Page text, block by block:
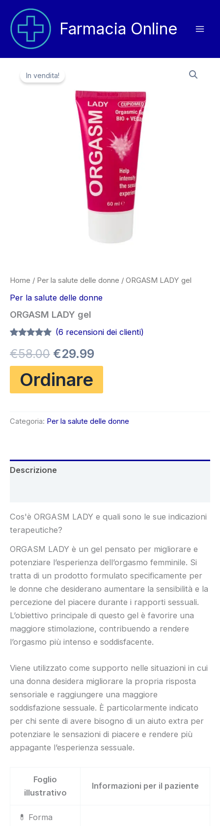
contenuto
Farmacia Online
In vendita!
Home / Per la salute delle donne / ORGASM LADY gel
Per la salute delle donne
ORGASM LADY gel
su 5 su
base di
recensioni
(6 recensioni dei clienti)
€58.00 Il
prezzo
originale
€29.99
attuale
Ordinare
Categoria: Per la salute delle donne
Descrizione
Cos'è ORGASM LADY e quali sono le sue indicazioni
terapeutiche?
ORGASM LADY è un gel pensato per migliorare e
potenziare l’esperienza dell’orgasmo femminile. Si
tratta di un prodotto formulato specificamente per
le donne che desiderano aumentare la sensibilità e la
percezione del piacere durante i rapporti sessuali.
L’obiettivo principale di questo gel è favorire una
maggiore stimolazione, contribuendo a rendere
l’orgasmo più intenso e soddisfacente.
Viene utilizzato come supporto nelle situazioni in cui
una donna desidera migliorare la propria risposta
sensoriale e raggiungere una maggiore
soddisfazione sessuale. È particolarmente indicato
per chi sente di avere bisogno di un aiuto extra per
potenziare le sensazioni di piacere e rendere più
appagante l’esperienza sessuale.
Foglio
illustrativo
Informazioni per il paziente
💊 Forma